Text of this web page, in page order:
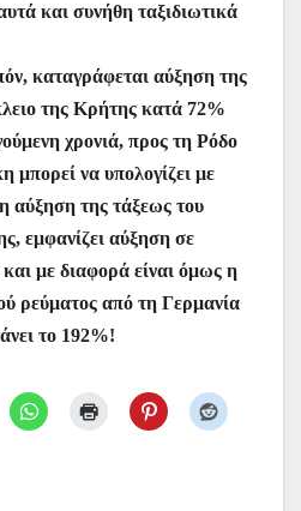
και συνήθη ταξιδιωτικά
καταγράφεται αύξηση της
της Κρήτης κατά 72%
χρονιά, προς τη Ρόδο
μπορεί να υπολογίζει με
αύξηση της τάξεως του
εμφανίζει αύξηση σε
με διαφορά είναι όμως η
ρεύματος από τη Γερμανία
το 192%!